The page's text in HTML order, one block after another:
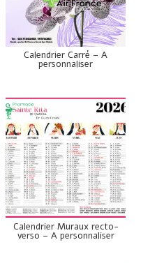
Calendrier Carré – A
personnaliser
Calendrier Muraux recto-
verso – A personnaliser